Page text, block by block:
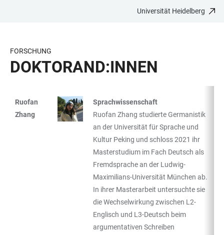
BARRIEREFREIHEIT
Universität Heidelberg
FORSCHUNG
DOKTORAND:INNEN
TABELLE
Ruofan
Zhang
Sprachwissenschaft
Ruofan Zhang studierte Germanistik
an der Universität für Sprache und
Kultur Peking und schloss 2021 ihr
Masterstudium im Fach Deutsch als
Fremdsprache an der Ludwig-
Maximilians-Universität München ab.
In ihrer Masterarbeit untersuchte sie
die Wechselwirkung zwischen L2-
Englisch und L3-Deutsch beim
argumentativen Schreiben